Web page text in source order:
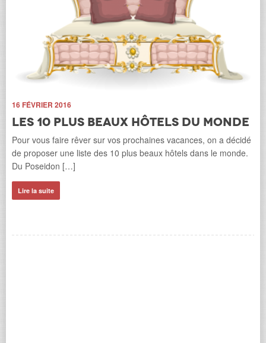
16 FÉVRIER 2016
Les 10 plus beaux hôtels du monde
Pour vous faire rêver sur vos prochaines vacances, on a décidé
de proposer une liste des 10 plus beaux hôtels dans le monde.
Du Poseidon […]
Lire la suite